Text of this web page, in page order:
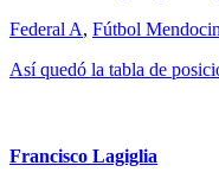
Federal A, Fútbol
Así quedó la tabla de
Francisco Lagiglia